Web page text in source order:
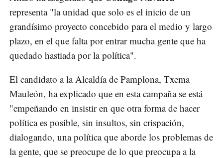
representa "la unidad que solo es el inicio de un
grandísimo proyecto concebido para el medio y largo
plazo, en el que falta por entrar mucha gente que ha
quedado hastiada por la política".
El candidato a la Alcaldía de Pamplona, Txema
Mauleón, ha explicado que en esta campaña se está
"empeñando en insistir en que otra forma de hacer
política es posible, sin insultos, sin crispación,
dialogando, una política que aborde los problemas de
la gente, que se preocupe de lo que preocupa a la